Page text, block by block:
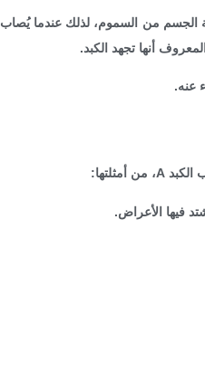
الجسم من السموم، لذلك عندما يُصاب
فيها الأعراض.